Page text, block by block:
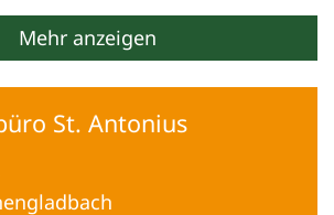
Mehr anzeigen
St. Antonius